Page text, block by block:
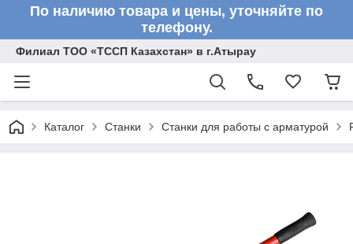
По наличию товара и цены, уточняйте по
телефону.
Филиал ТОО «ТССП Казахстан» в г.Атырау
Каталог Станки Станки для работы с арматурой